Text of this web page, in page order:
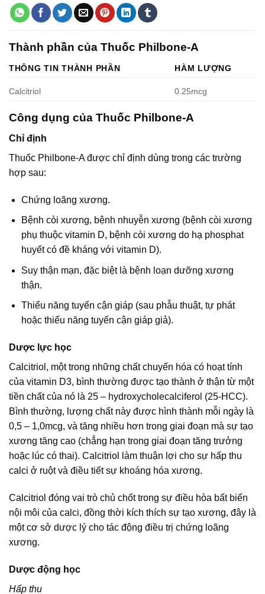
Thành phần của Thuốc Philbone-A
THÔNG TIN THÀNH PHẦN HÀM LƯỢNG
Calcitriol 0.25mcg
Công dụng của Thuốc Philbone-A
Chỉ định
Thuốc Philbone-A được chỉ định dùng trong các trường
hợp sau:
Chứng loãng xương.
Bệnh còi xương, bệnh nhuyễn xương (bệnh còi xương
phụ thuộc vitamin D, bệnh còi xương do hạ phosphat
huyết có đề kháng với vitamin D).
Suy thận mạn, đặc biệt là bệnh loạn dưỡng xương
thận.
Thiểu năng tuyến cận giáp (sau phẫu thuật, tự phát
hoặc thiểu năng tuyến cận giáp giả).
Dược lực học
Calcitriol, một trong những chất chuyển hóa có hoạt tính
của vitamin D3, bình thường được tạo thành ở thận từ một
tiền chất của nó là 25 – hydroxycholecalciferol (25-HCC).
Bình thường, lượng chất này được hình thành mỗi ngày là
0,5 – 1,0mcg, và tăng nhiều hơn trong giai đoạn mà sự tạo
xương tăng cao (chẳng hạn trong giai đoạn tăng trưởng
hoặc lúc có thai). Calcitriol làm thuận lợi cho sự hấp thu
calci ở ruột và điều tiết sự khoáng hóa xương.
Calcitriol đóng vai trò chủ chốt trong sự điều hòa bất biến
nội môi của calci, đồng thời kích thích sự tạo xương, đây là
một cơ sở dược lý cho tác động điều trị chứng loãng
xương.
Dược động học
Hấp thu